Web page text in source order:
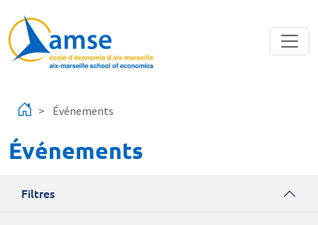
Événements
Événements
Filtres